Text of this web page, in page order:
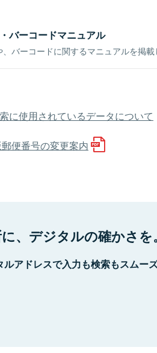
バーコードマニュアル
バーコードに関するマニュアルを掲載
に使用されているデータについて
便番号の変更案内
、デジタルの確かさを。
ルアドレスで入力も検索もスムーズ